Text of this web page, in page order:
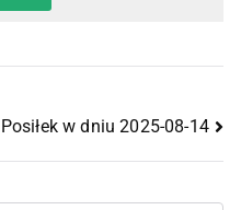
Posiłek w dniu 2025-08-14